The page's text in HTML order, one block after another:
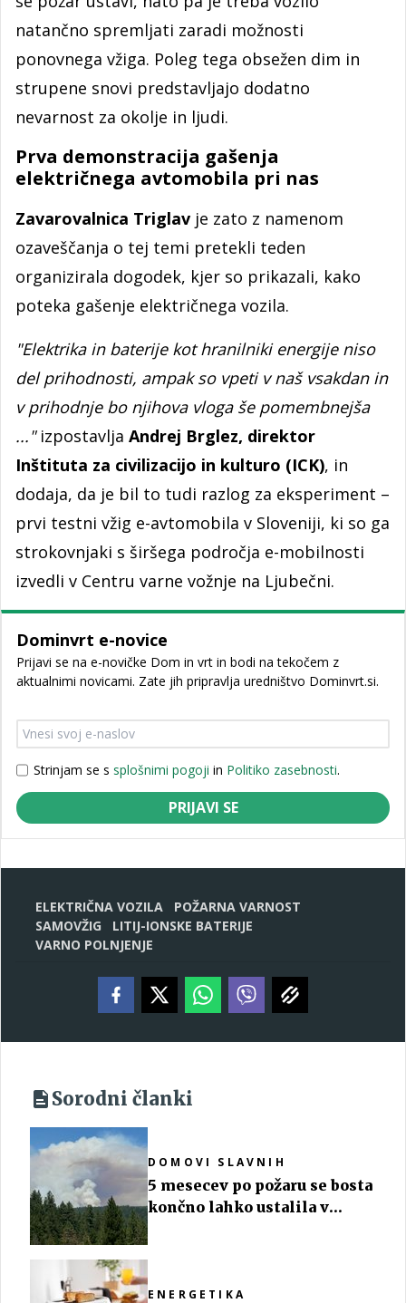
natančno spremljati zaradi možnosti
ponovnega vžiga. Poleg tega obsežen dim in
strupene snovi predstavljajo dodatno
nevarnost za okolje in ljudi.
Prva demonstracija gašenja
električnega avtomobila pri nas
Zavarovalnica Triglav je zato z namenom
ozaveščanja o tej temi pretekli teden
organizirala dogodek, kjer so prikazali, kako
poteka gašenje električnega vozila.
"Elektrika in baterije kot hranilniki energije niso
del prihodnosti, ampak so vpeti v naš vsakdan in
v prihodnje bo njihova vloga še pomembnejša
..."izpostavlja Andrej Brglez, direktor
Inštituta za civilizacijo in kulturo (ICK), in
dodaja, da je bil to tudi razlog za eksperiment –
prvi testni vžig e-avtomobila v Sloveniji, ki so ga
strokovnjaki s širšega področja e-mobilnosti
izvedli v Centru varne vožnje na Ljubečni.
Dominvrt e-novice
Prijavi se na e-novičke Dom in vrt in bodi na tekočem z
aktualnimi novicami. Zate jih pripravlja uredništvo Dominvrt.si.
Strinjam se s splošnimi pogoji in Politiko zasebnosti.
PRIJAVI SE
ELEKTRIČNA VOZILA
POŽARNA VARNOST
SAMOVŽIG
LITIJ-IONSKE BATERIJE
VARNO POLNJENJE
Sorodni članki
DOMOVI SLAVNIH
5 mesecev po požaru se bosta
končno lahko ustalila v
ENERGETIKA